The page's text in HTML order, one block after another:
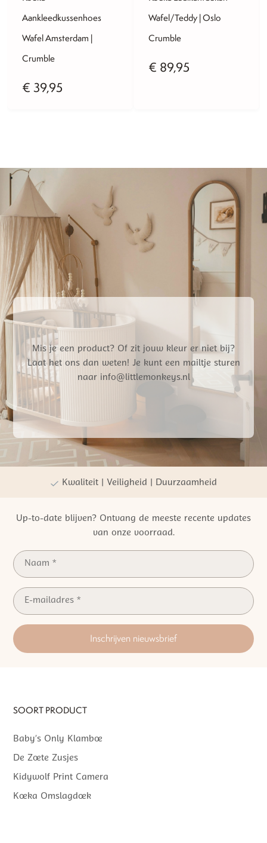
Aankleedkussenhoes
Wafel Amsterdam |
Crumble
€ 39,95
Wafel/Teddy | Oslo
Crumble
€ 89,95
Mis je een product? Of zit jouw kleur er niet bij?
Laat het ons dan weten! Je kunt een mailtje sturen
naar info@littlemonkeys.nl
Gratis verzending vanaf €50,- NL
Persoonlijke winkelervaring
Kwaliteit | Veiligheid | Duurzaamheid
Up-to-date blijven? Ontvang de meeste recente updates
van onze voorraad.
Inschrijven nieuwsbrief
SOORT PRODUCT
Baby’s Only Klamboe
De Zoete Zusjes
Kidywolf Print Camera
Koeka Omslagdoek